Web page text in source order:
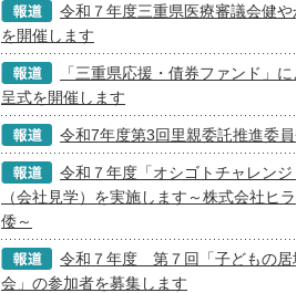
令和７年度三重県医療審議会健や
を開催します
「三重県応援・債券ファンド」に
呈式を開催します
令和7年度第3回里親委託推進委員
令和７年度「オシゴトチャレンジ
（会社見学）を実施します～株式会社ヒラ
倭～
令和７年度 第７回「子どもの居
会」の参加者を募集します